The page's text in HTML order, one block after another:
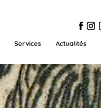
Services Actualités